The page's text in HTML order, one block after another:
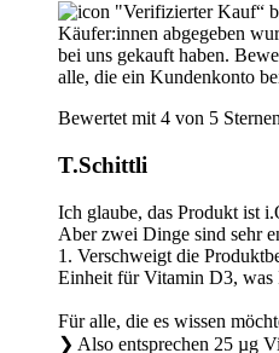
"Verifizierter Kauf“
Käufer:innen abgegeben
bei uns gekauft haben.
alle, die ein Kundenkonto
Bewertet mit 4 von 5
T.Schittli
Ich glaube, das Produkt ist
Aber zwei Dinge sind sehr
1. Verschweigt die
Einheit für Vitamin D3, was
Für alle, die es wissen
❯ Also entsprechen 25 µg